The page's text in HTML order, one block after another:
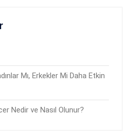
Mı, Erkekler Mi Daha Etkin
Nedir ve Nasıl Olunur?